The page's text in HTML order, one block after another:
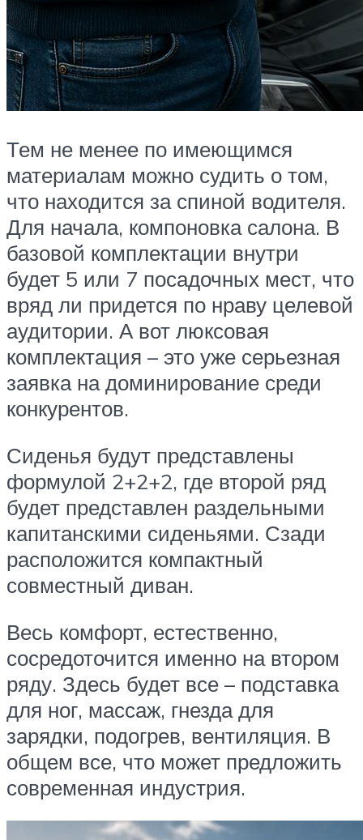
Тем не менее по имеющимся
материалам можно судить о том,
что находится за спиной водителя.
Для начала, компоновка салона. В
базовой комплектации внутри
будет 5 или 7 посадочных мест, что
вряд ли придется по нраву целевой
аудитории. А вот люксовая
комплектация – это уже серьезная
заявка на доминирование среди
конкурентов.
Сиденья будут представлены
формулой 2+2+2, где второй ряд
будет представлен раздельными
капитанскими сиденьями. Сзади
расположится компактный
совместный диван.
Весь комфорт, естественно,
сосредоточится именно на втором
ряду. Здесь будет все – подставка
для ног, массаж, гнезда для
зарядки, подогрев, вентиляция. В
общем все, что может предложить
современная индустрия.